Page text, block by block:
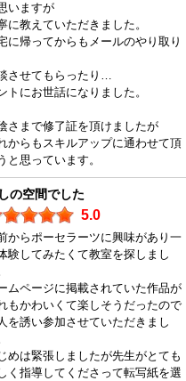
いますが
に教えていただきました。
に帰ってからもメールのやり取り
させてもらったり…
トにお世話になりました。
さまで修了証を頂けましたが
からもスキルアップに通わせて頂
と思っています。
の空間でした
5.0
からポーセラーツに興味があり一
験してみたくて教室を探しまし
ムページに掲載されていた作品が
もかわいくて楽しそうだったので
を誘い参加させていただきまし
めは緊張しましたが先生がとても
く指導してくださって転写紙を選